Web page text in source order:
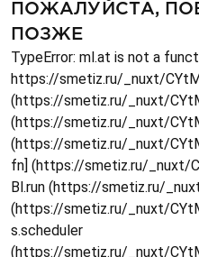
ПОЖАЛУЙСТА,
ПОЗЖЕ
TypeError: ml.at is not a
https://smetiz.ru/_nuxt/
(https://smetiz.ru/_nuxt/
(https://smetiz.ru/_nuxt/
(https://smetiz.ru/_nuxt/
fn] (https://smetiz.ru/_nuxt/
Bl.run (https://smetiz.ru/
(https://smetiz.ru/_nuxt/
s.scheduler
(https://smetiz.ru/_nuxt/